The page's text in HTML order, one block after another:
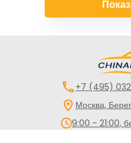
+7 (495)
Москва,
9:00 - 21:00,